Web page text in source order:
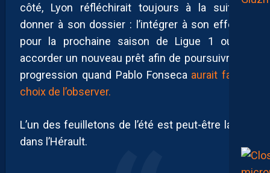
côté, Lyon réfléchirait toujours à la suite à
donner à son dossier : l’intégrer à son effectif
pour la prochaine saison de Ligue 1 ou lui
accorder un nouveau prêt afin de poursuivre sa
progression quand Pablo Fonseca aurait fait le
choix de l’observer.
L’un des feuilletons de l’été est peut-être lancé
dans l’Hérault.